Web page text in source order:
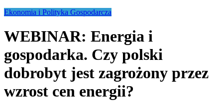
Ekonomia i Polityka Gospodarcza
WEBINAR: Energia i
gospodarka. Czy polski
dobrobyt jest zagrożony przez
wzrost cen energii?